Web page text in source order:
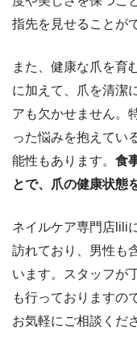
指先を見せることが
また、健康な爪を育
に加えて、爪を清潔
アも欠かせません。
った悩みを抱えてい
能性もあります。 食
とで、爪の健康状態
ネイルケア専門店lili
訪れており、男性も
います。スタッフが
も行っておりますの
お気軽にご相談くだ